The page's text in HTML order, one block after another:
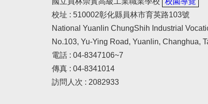
校址 : 510002彰化縣員林市育英路103號
National Yuanlin ChungShih Industrial
No.103, Yu-Ying Road, Yuanlin, Changhua,
電話 : 04-8347106~7
傳真 : 04-8341014
訪問人次 : 2082933